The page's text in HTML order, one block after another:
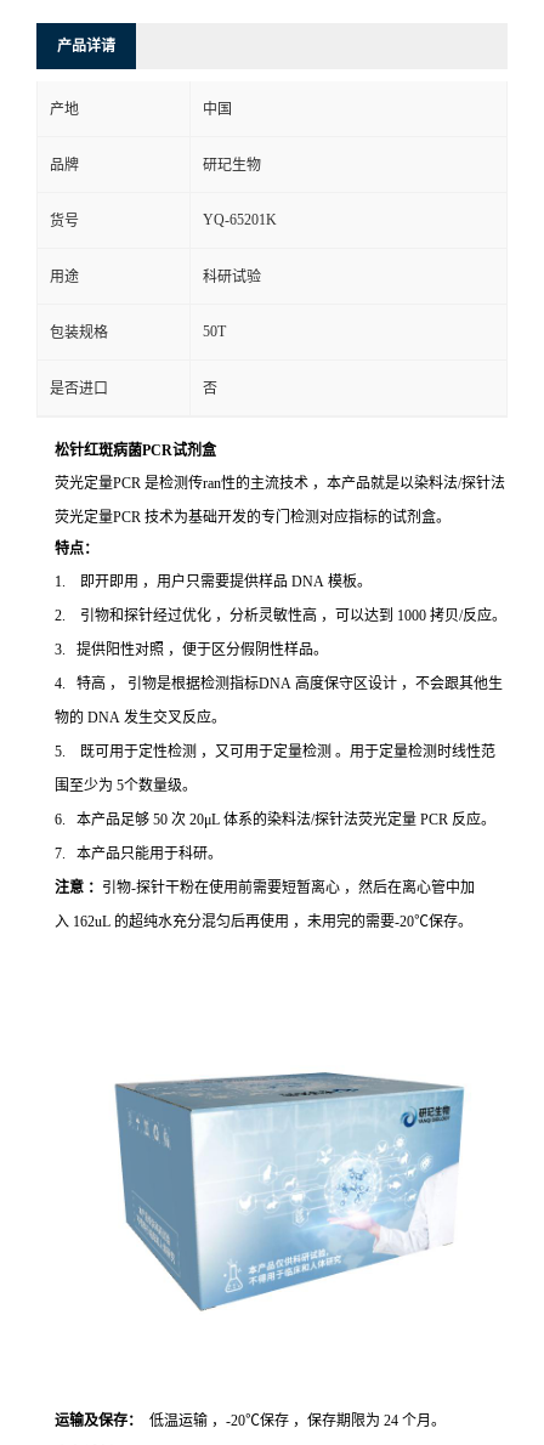
产品详请
产地 中国
品牌 研玘生物
货号 YQ-65201K
用途 科研试验
包装规格 50T
是否进口 否
松针红斑病菌PCR试剂盒
荧光定量PCR 是检测传ran性的主流技术 ，本产品就是以染料法/探针法
荧光定量PCR 技术为基础开发的专门检测对应指标的试剂盒。
特点：
1. 即开即用 ，用户只需要提供样品 DNA 模板。
2. 引物和探针经过优化 ，分析灵敏性高 ，可以达到 1000 拷贝/反应。
3. 提供阳性对照 ，便于区分假阴性样品。
4. 特高 ， 引物是根据检测指标DNA 高度保守区设计 ，不会跟其他生
物的 DNA 发生交叉反应。
5. 既可用于定性检测 ，又可用于定量检测 。用于定量检测时线性范
围至少为 5个数量级。
6. 本产品足够 50 次 20μL 体系的染料法/探针法荧光定量 PCR 反应。
7. 本产品只能用于科研。
注意 ： 引物-探针干粉在使用前需要短暂离心 ，然后在离心管中加
入 162uL 的超纯水充分混匀后再使用 ，未用完的需要-20℃保存。
运输及保存：
低温运输 ，-20℃保存 ，保存期限为 24 个月。